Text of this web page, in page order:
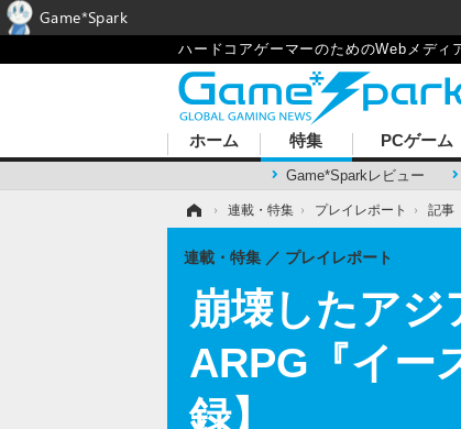
ハードコアゲーマーのためのWebメディ
ホーム 特集
Game*Sparkレビュー
PCゲーム
› 連載・特集 › プレイレポート › 記事
崩壊したアジ
ARPG『イー
録】
連載・特集 プレイレポート
Game*Spark